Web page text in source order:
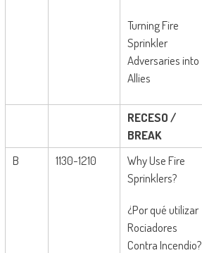
Turning Fire
Sprinkler
Adversaries into
Allies
RECESO/
BREAK
B
1130-1210
Why Use Fire
Sprinklers?
¿Por qué utilizar
Rociadores
Contra Incendio?